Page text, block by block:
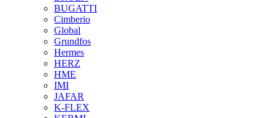
BUGATTI
Cimberio
Global
Grundfos
Hermes
HERZ
HME
IMI
JAFAR
K-FLEX